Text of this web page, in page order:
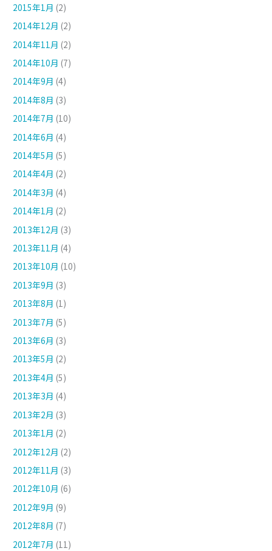
2015年1月 (2)
2014年12月 (2)
2014年11月 (2)
2014年10月 (7)
2014年9月 (4)
2014年8月 (3)
2014年7月 (10)
2014年6月 (4)
2014年5月 (5)
2014年4月 (2)
2014年3月 (4)
2014年1月 (2)
2013年12月 (3)
2013年11月 (4)
2013年10月 (10)
2013年9月 (3)
2013年8月 (1)
2013年7月 (5)
2013年6月 (3)
2013年5月 (2)
2013年4月 (5)
2013年3月 (4)
2013年2月 (3)
2013年1月 (2)
2012年12月 (2)
2012年11月 (3)
2012年10月 (6)
2012年9月 (9)
2012年8月 (7)
2012年7月 (11)